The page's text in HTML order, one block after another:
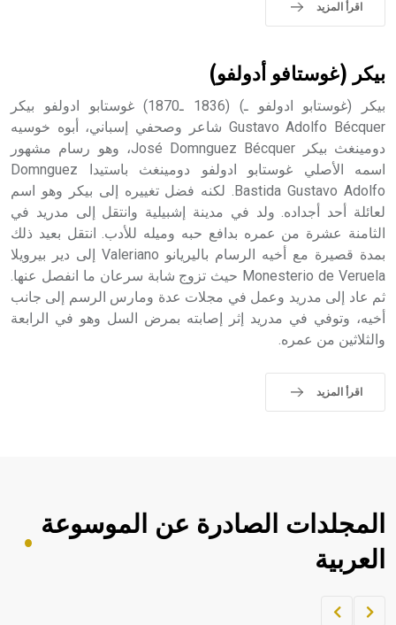
اقرأ المزيد
بيكر (غوستافو أدولفو)
بيكر (غوستابو ادولفو ـ) (1836 ـ1870) غوستابو ادولفو بيكر
Gustavo Adolfo Bécquer شاعر وصحفي إسباني، أبوه خوسيه
دومينغث بيكر José Domnguez Bécquer، وهو رسام مشهور
اسمه الأصلي غوستابو ادولفو دومينغث باستيدا Domnguez
Bastida Gustavo Adolfo. لكنه فضل تغييره إلى بيكر وهو اسم
لعائلة أحد أجداده. ولد في مدينة إشبيلية وانتقل إلى مدريد في
الثامنة عشرة من عمره بدافع حبه وميله للأدب. انتقل بعيد ذلك
بمدة قصيرة مع أخيه الرسام باليريانو Valeriano إلى دير بيرويلا
Monesterio de Veruela حيث تزوج شابة سرعان ما انفصل عنها.
ثم عاد إلى مدريد وعمل في مجلات عدة ومارس الرسم إلى جانب
أخيه، وتوفي في مدريد إثر إصابته بمرض السل وهو في الرابعة
والثلاثين من عمره.
اقرأ المزيد
المجلدات الصادرة عن الموسوعة
العربية